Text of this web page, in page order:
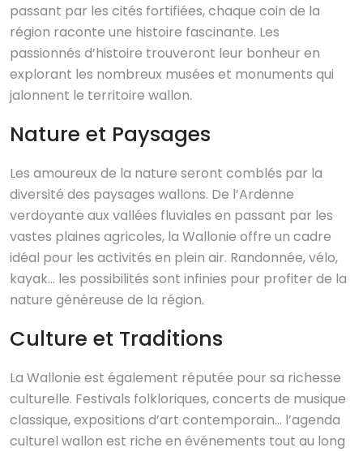
passant par les cités fortifiées, chaque coin de la
région raconte une histoire fascinante. Les
passionnés d’histoire trouveront leur bonheur en
explorant les nombreux musées et monuments qui
jalonnent le territoire wallon.
Nature et Paysages
Les amoureux de la nature seront comblés par la
diversité des paysages wallons. De l’Ardenne
verdoyante aux vallées fluviales en passant par les
vastes plaines agricoles, la Wallonie offre un cadre
idéal pour les activités en plein air. Randonnée, vélo,
kayak… les possibilités sont infinies pour profiter de la
nature généreuse de la région.
Culture et Traditions
La Wallonie est également réputée pour sa richesse
culturelle. Festivals folkloriques, concerts de musique
classique, expositions d’art contemporain… l’agenda
culturel wallon est riche en événements tout au long